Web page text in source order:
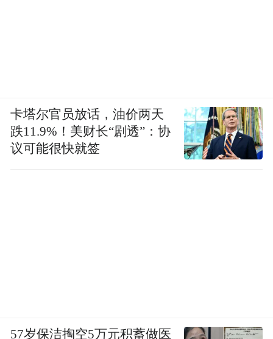
卡塔尔官员放话，油价两天
跌11.9%！美财长“剧透”：协
议可能很快就签
57岁保洁掏空5万元积蓄做医